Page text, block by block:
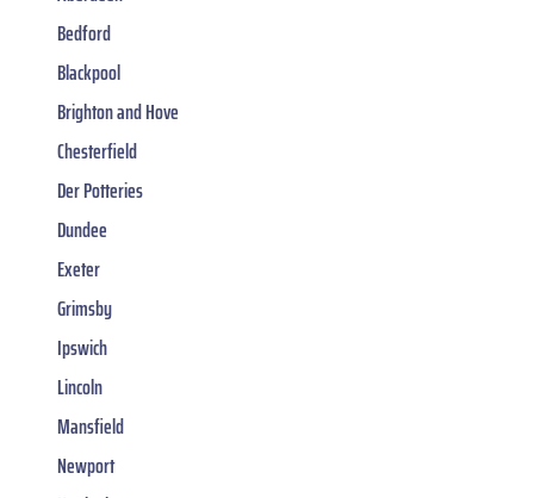
Bedford
Blackpool
Brighton and Hove
Chesterfield
Der Potteries
Dundee
Exeter
Grimsby
Ipswich
Lincoln
Mansfield
Newport